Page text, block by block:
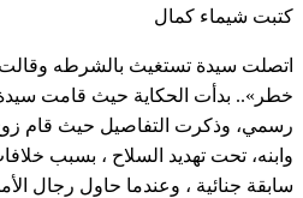
كتبت شيماء كمال
اتصلت سيدة تستغيث بالشرطه وقالت
خطر».. بدأت الحكاية حيث قامت سيدة
رسمي، وذكرت التفاصيل حيث قام زوج
وابنه، تحت تهديد السلاح ، بسبب
سابقة جنائية ، وعندما حاول رجال